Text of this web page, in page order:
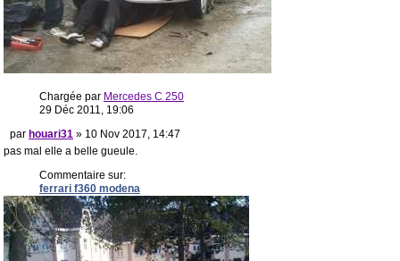
Chargée par Mercedes C 250
29 Déc 2011, 19:06
par houari31 » 10 Nov 2017, 14:47
pas mal elle a belle gueule.
Commentaire sur:
ferrari f360 modena